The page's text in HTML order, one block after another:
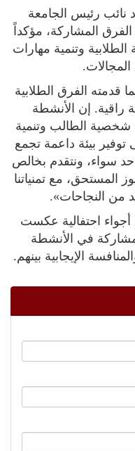
نائب رئيس الجامعة
المشاركة، مؤكداً
وتنمية مهارات
قدمته الفرق الطلابية
إن الأنشطة
شخصية الطالب وتنمية
توفير بيئة داعمة تجمع
حد سواء، ونتقدم بخالص
المستحق، مع تمنياتنا
من النجاحات».
احتفالية عكست
في الأنشطة
الإيجابية بينهم.